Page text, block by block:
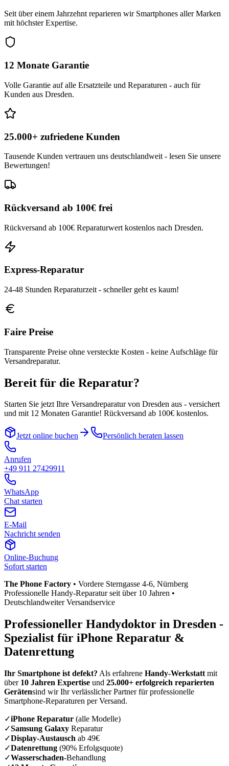
Seit über einem Jahrzehnt reparieren wir Smartphones aller Marken
mit höchster Expertise.
12 Monate Garantie
Volle Garantie auf alle Ersatzteile und Reparaturen - auch für
Kunden aus Dresden.
25.000+ zufriedene Kunden
Tausende Kunden vertrauen uns deutschlandweit - lesen Sie unsere
Bewertungen!
Rückversand ab 100€ frei
Rückversand ab 100€ Reparaturwert kostenlos nach Dresden.
Express-Reparatur
24-48 Stunden Reparaturzeit - schneller geht es kaum!
Faire Preise
Transparente Preise ohne versteckte Kosten - keine Aufschläge für
Versandreparatur.
Bereit für die Reparatur?
Starten Sie jetzt Ihre Versandreparatur von Dresden aus - versichert
und mit 12 Monaten Garantie! Rückversand ab 100€ kostenlos.
Jetzt online buchen Persönlich beraten lassen
Anrufen
+49 911 27429911
WhatsApp
Chat starten
E-Mail
Nachricht senden
Online-Buchung
Sofort starten
The Phone Factory • Vordere Sterngasse 4-6, Nürnberg
Professionelle Handy-Reparatur seit über 10 Jahren •
Deutschlandweiter Versandservice
Professioneller Handydoktor in Dresden -
Spezialist für iPhone Reparatur &
Datenrettung
Ihr Smartphone ist defekt? Als erfahrene Handy-Werkstatt mit
über10 Jahren Expertise und 25.000+ erfolgreich reparierten
Gerätensind wir Ihr verlässlicher Partner für professionelle
Smartphone-Reparaturen per Versand.
✓iPhone Reparatur (alle Modelle)
✓Samsung Galaxy Reparatur
✓Display-Austausch ab 49€
✓Datenrettung (90% Erfolgsquote)
✓Wasserschaden-Behandlung